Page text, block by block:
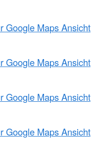
Google Maps Ansicht
Google Maps Ansicht
Google Maps Ansicht
Google Maps Ansicht